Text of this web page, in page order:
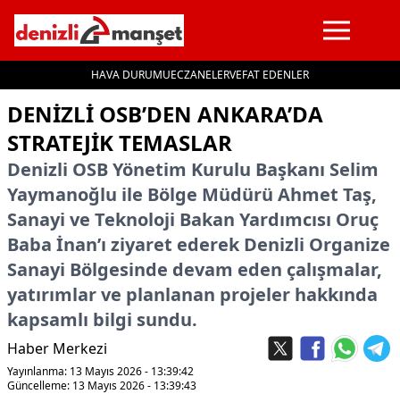
HAVA DURUMUECZANELERVEFAT EDENLER
İçeriğe geç
DENIZLI OSB’DEN ANKARA’DA
STRATEJIK TEMASLAR
Denizli OSB Yönetim Kurulu Başkanı Selim
Yaymanoğlu ile Bölge Müdürü Ahmet Taş,
Sanayi ve Teknoloji Bakan Yardımcısı Oruç
Baba İnan’ı ziyaret ederek Denizli Organize
Sanayi Bölgesinde devam eden çalışmalar,
yatırımlar ve planlanan projeler hakkında
kapsamlı bilgi sundu.
Haber Merkezi
Yayınlanma: 13 Mayıs 2026 - 13:39:42
Güncelleme: 13 Mayıs 2026 - 13:39:43